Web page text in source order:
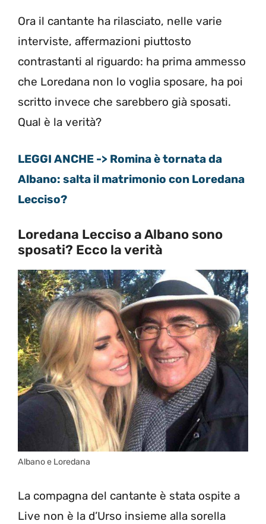
Ora il cantante ha rilasciato, nelle varie
interviste, affermazioni piuttosto
contrastanti al riguardo: ha prima ammesso
che Loredana non lo voglia sposare, ha poi
scritto invece che sarebbero già sposati.
Qual è la verità?
LEGGI ANCHE -> Romina è tornata da
Albano: salta il matrimonio con Loredana
Lecciso?
Loredana Lecciso a Albano sono
sposati? Ecco la verità
Albano e Loredana
La compagna del cantante è stata ospite a
Live non è la d’Urso insieme alla sorella